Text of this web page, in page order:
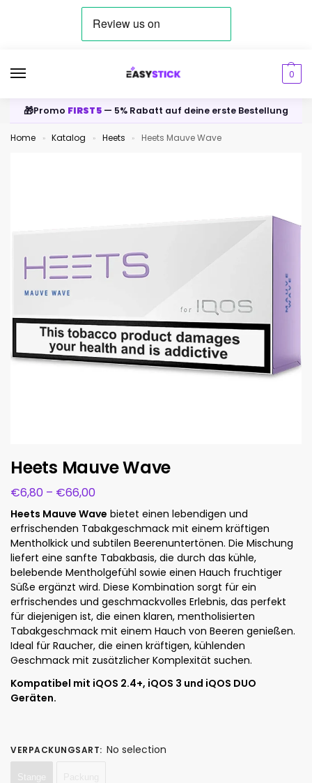
0
🎁Promo FIRST5 — 5% Rabatt auf deine erste Bestellung
Home » Katalog » Heets » Heets Mauve Wave
Heets Mauve Wave
€6,80 – €66,00
Heets Mauve Wave bietet einen lebendigen und
erfrischenden Tabakgeschmack mit einem kräftigen
Mentholkick und subtilen Beerenuntertönen. Die Mischung
liefert eine sanfte Tabakbasis, die durch das kühle,
belebende Mentholgefühl sowie einen Hauch fruchtiger
Süße ergänzt wird. Diese Kombination sorgt für ein
erfrischendes und geschmackvolles Erlebnis, das perfekt
für diejenigen ist, die einen klaren, mentholisierten
Tabakgeschmack mit einem Hauch von Beeren genießen.
Ideal für Raucher, die einen kräftigen, kühlenden
Geschmack mit zusätzlicher Komplexität suchen.
Kompatibel mit iQOS 2.4+, iQOS 3 und iQOS DUO
Geräten.
VERPACKUNGSART: No selection
Stange